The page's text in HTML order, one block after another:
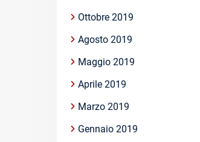
Ottobre 2019
Agosto 2019
Maggio 2019
Aprile 2019
Marzo 2019
Gennaio 2019